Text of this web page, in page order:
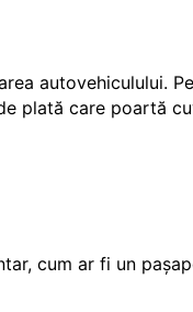
autovehiculului.
plată care poartă
cum ar fi un